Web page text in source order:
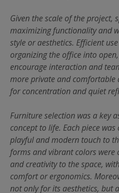
Given the scale of the project,
maximizing functionality and
style or aesthetics. Efficient
organizing the office into
encourage interaction and
more private and comfortable
for concentration and quiet
Furniture selection was a key
concept to life. Each piece
playful and modern touch to
forms and vibrant colors were
and creativity to the space,
comfort or ergonomics.
not only for its aesthetics, but